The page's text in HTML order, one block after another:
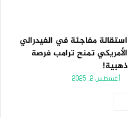
استقالة مفاجئة في الفيدرالي
الأمريكي تمنح ترامب فرصة
ذهبية!
أغسطس 2, 2025